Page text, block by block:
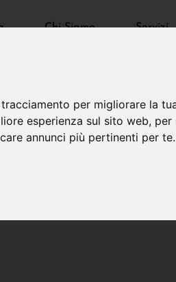
per migliorare la
esperienza sul sito web, per
annunci più pertinenti per te.
Chi Siamo Servizi